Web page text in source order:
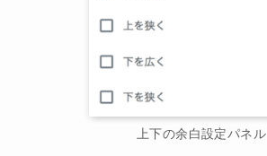
上下の余白設定パネル